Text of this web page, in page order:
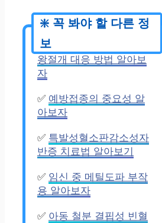
✅전치태반 출혈 응급 제
왕절개 대응 방법 알아보
자
✅ 예방접종의 중요성 알
아보자
✅ 특발성혈소판감소성자
반증 치료법 알아보기
✅ 임신 중 메틸도파 부작
용 알아보자
✅ 아동 철분 결핍성 빈혈